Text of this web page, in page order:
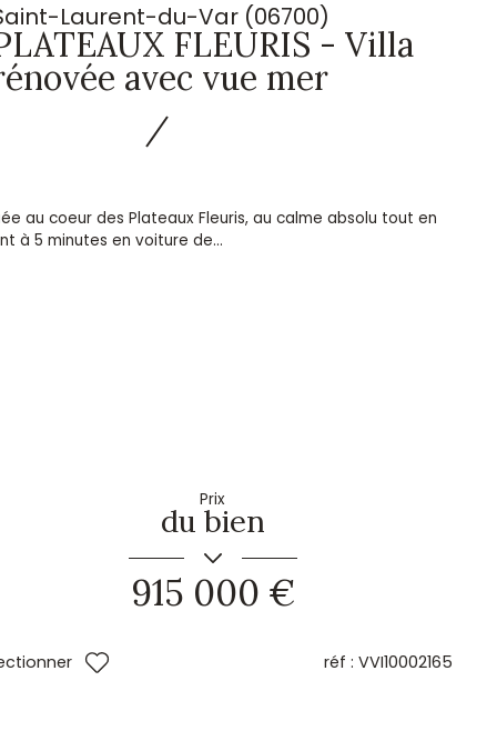
Laurent-du-Var (06700)
FLEURIS - Villa
avec vue mer
au coeur des Plateaux Fleuris, au calme absolu tout en
à 5 minutes en voiture de...
Prix
du bien
915 000 €
réf : VVI10002165